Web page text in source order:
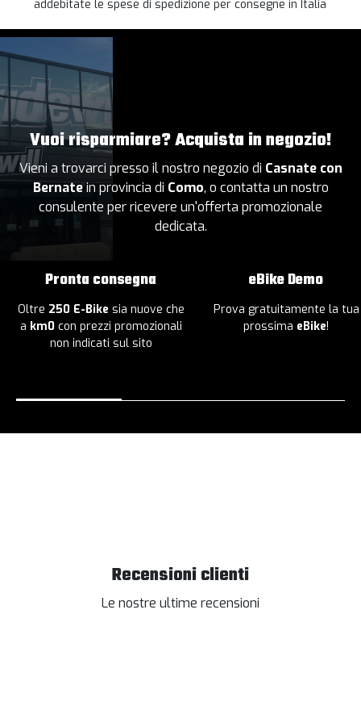
addebitate le spese di spedizione per consegne in Italia
Vuoi risparmiare? Acquista in negozio!
Vieni a trovarci presso il nostro negozio di Casnate con
Bernatein provincia di Como, o contatta un nostro
consulente per ricevere un'offerta promozionale
dedicata.
Pronta consegna
Oltre 250 E-Bike sia nuove che
a km0 con prezzi promozionali
non indicati sul sito
eBike Demo
Prova gratuitamente la tua
prossima eBike!
Recensioni clienti
Le nostre ultime recensioni